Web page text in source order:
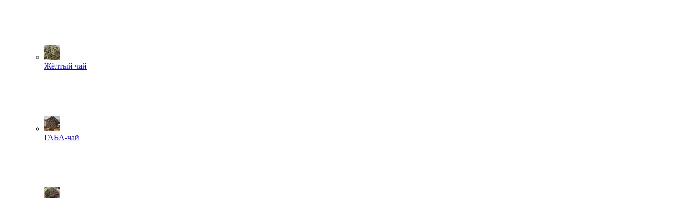
Жёлтый чай
ГАБА-чай